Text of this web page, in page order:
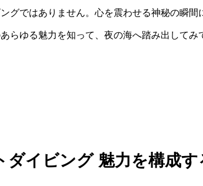
グではありません。心を震わせる神秘の瞬
らゆる魅力を知って、夜の海へ踏み出してみ
ダイビング 魅力を構成